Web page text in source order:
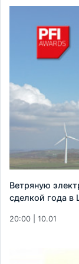
Ветряную
сделкой года в
20:00 | 10.01